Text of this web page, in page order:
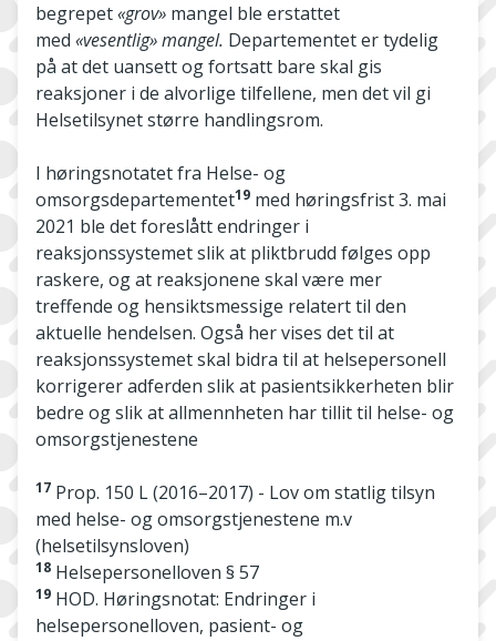
begrepet«grov» mangel ble erstattet
med «vesentlig» mangel. Departementet er tydelig
på at det uansett og fortsatt bare skal gis
reaksjoner i de alvorlige tilfellene, men det vil gi
Helsetilsynet større handlingsrom.
I høringsnotatet fra Helse- og
omsorgsdepartementet19 med høringsfrist 3. mai
2021 ble det foreslått endringer i
reaksjonssystemet slik at pliktbrudd følges opp
raskere, og at reaksjonene skal være mer
treffende og hensiktsmessige relatert til den
aktuelle hendelsen. Også her vises det til at
reaksjonssystemet skal bidra til at helsepersonell
korrigerer adferden slik at pasientsikkerheten blir
bedre og slik at allmennheten har tillit til helse- og
omsorgstjenestene
17 Prop. 150 L (2016–2017) - Lov om statlig tilsyn
med helse- og omsorgstjenestene m.v
(helsetilsynsloven)
18 Helsepersonelloven § 57
19 HOD. Høringsnotat: Endringer i
helsepersonelloven, pasient- og